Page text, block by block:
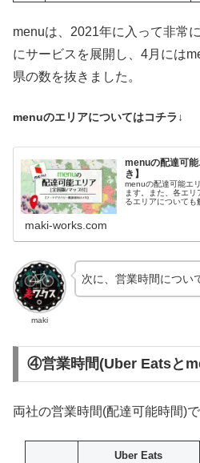
menuは、2021年に入って非常
にサービスを展開し、4月には
県の数を抜きました。
menuのエリアについてはコチラ↓
menuの配達可
き】
menuの配達可能エ
ます。また、各エ
るエリアについても
maki-works.com
maki
次に、営業時間につい
④営業時間(Uber Eatsと
両社の営業時間(配達可能時間)で
Uber Eats